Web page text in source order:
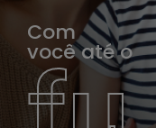
Com
você até o